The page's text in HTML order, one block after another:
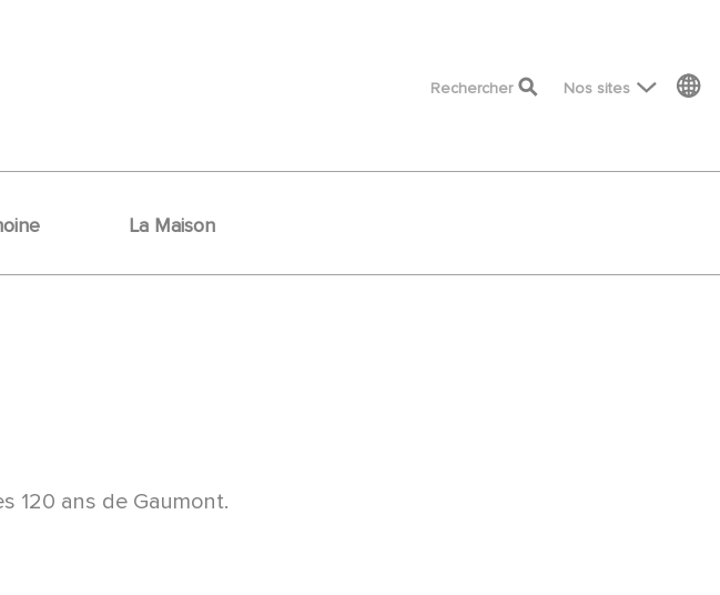
top menu
Rechercher Nos sites
La Maison
120 ans de Gaumont.